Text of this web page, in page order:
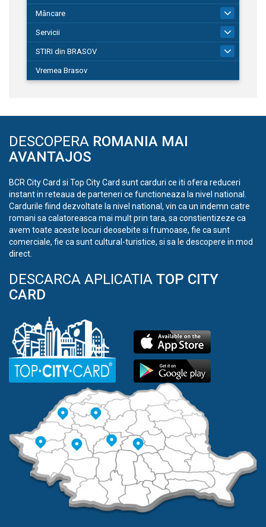
Mâncare
Servicii
STIRI din BRASOV
Vremea Brasov
DESCOPERA ROMANIA MAI
AVANTAJOS
BCR City Card si Top City Card sunt carduri ce iti ofera reduceri
instant in reteaua de parteneri ce functioneaza la nivel national.
Cardurile fiind dezvoltate la nivel national, vin ca un indemn catre
romani sa calatoreasca mai mult prin tara, sa constientizeze ca
avem toate aceste locuri deosebite si frumoase, fie ca sunt
comerciale, fie ca sunt cultural-turistice, si sa le descopere in mod
direct.
DESCARCA APLICATIA TOP CITY
CARD